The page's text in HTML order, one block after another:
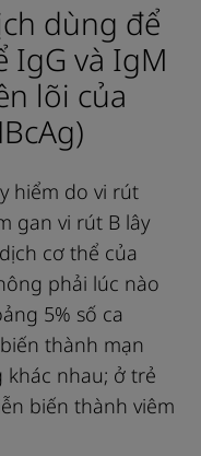
dùng để
và IgM
lõi của
hiểm do vi rút
gan vi rút B lây
cơ thể của
phải lúc nào
5% số ca
thành mạn
nhau; ở trẻ
biến thành viêm